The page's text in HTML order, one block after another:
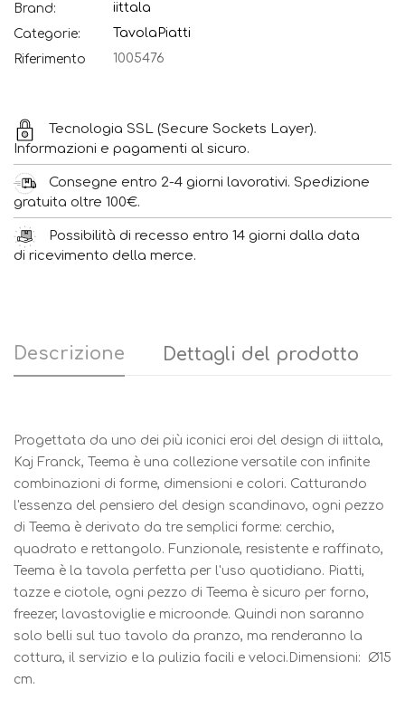
Brand:
iittala
Categorie:
Tavola Piatti
Riferimento
1005476
Tecnologia SSL (Secure Sockets Layer).
Informazioni e pagamenti al sicuro.
Consegne entro 2-4 giorni lavorativi. Spedizione
gratuita oltre 100€.
Possibilità di recesso entro 14 giorni dalla data
di ricevimento della merce.
Descrizione Dettagli del prodotto
Progettata da uno dei più iconici eroi del design di iittala,
Kaj Franck, Teema è una collezione versatile con infinite
combinazioni di forme, dimensioni e colori. Catturando
l'essenza del pensiero del design scandinavo, ogni pezzo
di Teema è derivato da tre semplici forme: cerchio,
quadrato e rettangolo. Funzionale, resistente e raffinato,
Teema è la tavola perfetta per l'uso quotidiano. Piatti,
tazze e ciotole, ogni pezzo di Teema è sicuro per forno,
freezer, lavastoviglie e microonde. Quindi non saranno
solo belli sul tuo tavolo da pranzo, ma renderanno la
cottura, il servizio e la pulizia facili e veloci.Dimensioni: Ø15
cm.